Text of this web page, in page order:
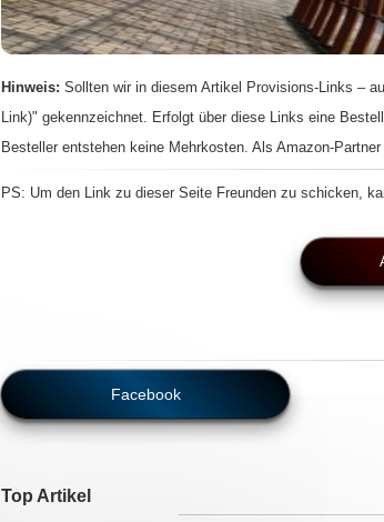
Hinweis: Sollten wir in diesem Artikel Provisions-Links –
Link)" gekennzeichnet. Erfolgt über diese Links eine
Besteller entstehen keine Mehrkosten. Als Amazon-
PS: Um den Link zu dieser Seite Freunden zu schicken,
Facebook
Top Artikel